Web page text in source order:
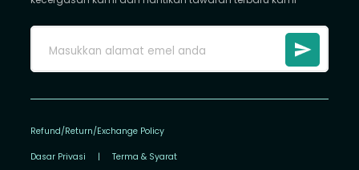
Refund/Return/Exchange Policy
Dasar Privasi | Terma & Syarat